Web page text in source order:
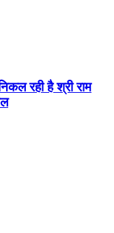
रही है श्री राम